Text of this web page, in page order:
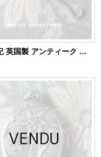
１9世紀 英国製 アンティーク シルバー製 シャトレーヌ用 小さなかぎ針